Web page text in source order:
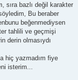
sıra bazlı değil karakter
Bu beraber
beğenmediysen
tahlili ve geçmişi
derin olmasıydı
hiç yazmadım fiye
isterim...